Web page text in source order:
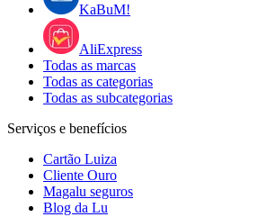
KaBuM!
AliExpress
Todas as marcas
Todas as categorias
Todas as subcategorias
Serviços e benefícios
Cartão Luiza
Cliente Ouro
Magalu seguros
Blog da Lu